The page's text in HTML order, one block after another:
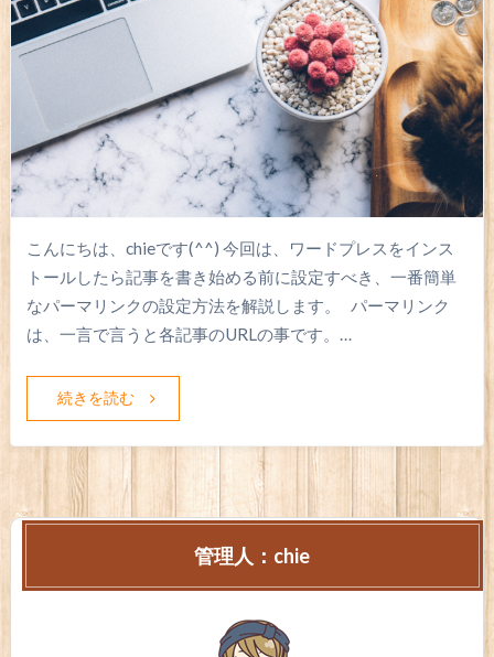
こんにちは、chieです(^^) 今回は、ワードプレスをインス
トールしたら記事を書き始める前に設定すべき、一番簡単
なパーマリンクの設定方法を解説します。 パーマリンク
は、一言で言うと各記事のURLの事です。…
続きを読む
管理人：chie